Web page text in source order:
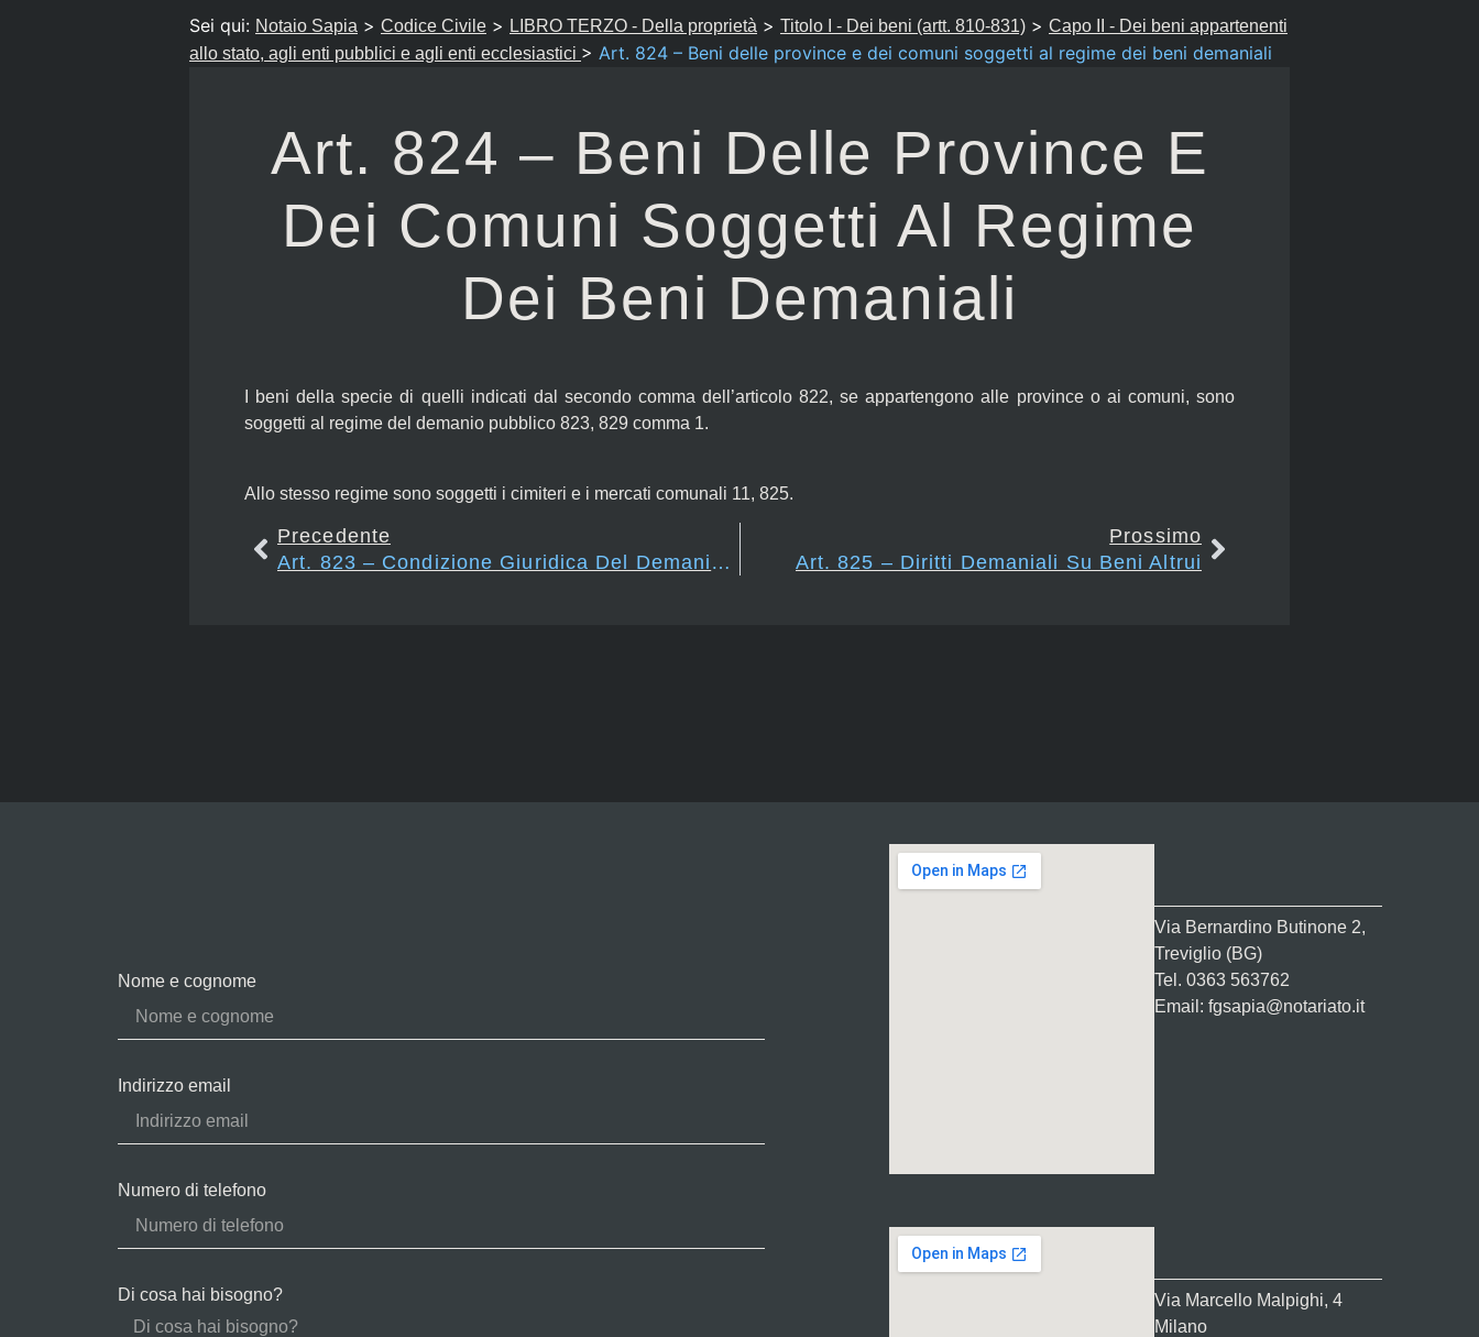
Sei qui: Notaio Sapia > Codice Civile > LIBRO TERZO - Della proprietà > Titolo I - Dei beni (artt. 810-831) > Capo II - Dei beni appartenenti
allo stato, agli enti pubblici e agli enti ecclesiastici > Art. 824 – Beni delle province e dei comuni soggetti al regime dei beni demaniali
Art. 824 – Beni Delle Province E
Dei Comuni Soggetti Al Regime
Dei Beni Demaniali
I beni della specie di quelli indicati dal secondo comma dell’articolo 822, se appartengono alle province o ai comuni, sono
soggetti al regime del demanio pubblico 823, 829 comma 1.
Allo stesso regime sono soggetti i cimiteri e i mercati comunali 11, 825.
Precedente
Art. 823 – Condizione Giuridica Del Demanio Pubblico
Prossimo
Art. 825 – Diritti Demaniali Su Beni Altrui
Nome e cognome
Indirizzo email
Numero di telefono
Di cosa hai bisogno?
Via Bernardino Butinone 2,
Treviglio (BG)
Tel. 0363 563762
Email: fgsapia@notariato.it
Via Marcello Malpighi, 4
Milano